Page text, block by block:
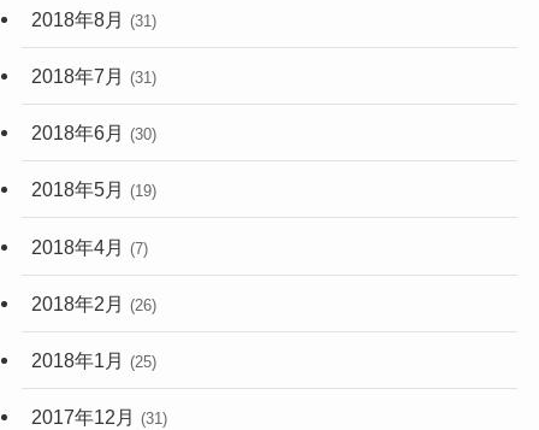
2018年8月 (31)
2018年7月 (31)
2018年6月 (30)
2018年5月 (19)
2018年4月 (7)
2018年2月 (26)
2018年1月 (25)
2017年12月 (31)